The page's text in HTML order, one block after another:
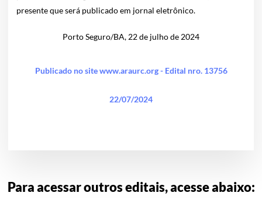
presente que será publicado em jornal eletrônico.
Porto Seguro/BA, 22 de julho de 2024
Publicado no site www.araurc.org - Edital nro. 13756
22/07/2024
Para acessar outros editais, acesse abaixo: